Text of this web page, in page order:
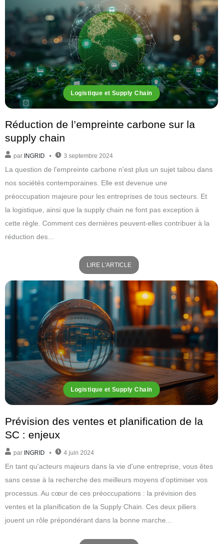
Logistique et Supply Chain
Réduction de l’empreinte carbone sur la
supply chain
par INGRID 3 septembre 2024
La question de l'empreinte carbone n'est plus un sujet tabou dans
nos sociétés contemporaines. Elle est devenue une
préoccupation majeure pour les entreprises de tous secteurs. Et
la logistique, ainsi que la supply chain ne font pas exception à
cette règle. Comment ces dernières peuvent-elles contribuer à la
réduction des...
LIRE L'ARTICLE
Logistique et Supply Chain
Prévision des ventes et planification de la
SC : enjeux
par INGRID 4 juin 2024
En tant qu'acteurs majeurs dans la vie d'une entreprise, vous êtes
sans cesse à la recherche des meilleurs moyens d'optimiser vos
processus. Au cœur de ces préoccupations : la prévision des
ventes et la planification de la Supply Chain. Ces deux piliers
jouent un rôle prépondérant dans la bonne marche...